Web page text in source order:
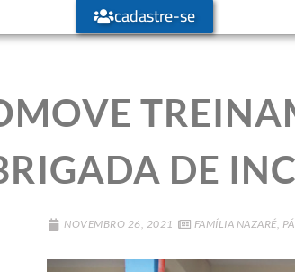
cadastre-se
DE
NOVEMBRO 26, 2021 FAMÍLIA NAZARÉ,